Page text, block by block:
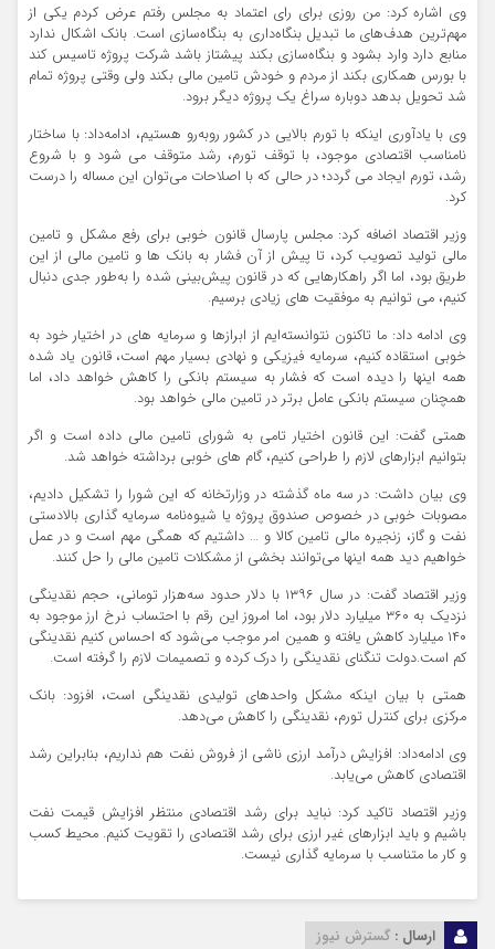
وی اشاره کرد: من روزی‌ برای رای اعتماد به مجلس رفتم عرض کردم یکی از
مهم‌ترین هدف‌های ما تبدیل بنگاه‌داری به بنگاه‌سازی است. بانک اشکال ندارد
منابع دارد وارد بشود و بنگاه‌سازی بکند پیشتاز باشد شرکت پروژه تاسیس کند
با بورس همکاری بکند از مردم و خودش تامین مالی بکند ولی وقتی پروژه تمام
شد تحویل بدهد دوباره سراغ یک پروژه دیگر برود.
وی با یادآوری اینکه با تورم بالایی در کشور روبه‌رو هستیم، ادامه‌داد: با ساختار
نامناسب اقتصادی موجود، با توقف تورم، رشد متوقف می شود و با شروع
رشد، تورم ایجاد می گردد؛ در حالی که با اصلاحات می‌توان این مساله را درست
کرد.
وزیر اقتصاد اضافه‌ کرد: مجلس پارسال قانون خوبی برای رفع مشکل و تامین
مالی تولید تصویب کرد، تا پیش از آن فشار به بانک ها و تامین مالی از این
طریق بود، اما اگر راهکارهایی که در قانون پیش‌بینی شده را به‌طور جدی دنبال
کنیم، می توانیم به موفقیت های زیادی برسیم.
وی ادامه‌ داد:‌ ما تاکنون نتوانسته‌ایم از ابرازها و سرمایه های در اختیار خود به
خوبی استقاده کنیم، سرمایه فیزیکی و نهادی بسیار مهم است، قانون یاد شده
همه اینها را دیده است که فشار به سیستم بانکی را کاهش خواهد داد، اما
همچنان سیستم بانکی عامل برتر در تامین مالی خواهد بود.
همتی گفت: این قانون اختیار تامی به شورای تامین مالی داده است و اگر
بتوانیم ابزارهای لازم را طراحی کنیم، گام های خوبی برداشته خواهد شد.
وی بیان‌ داشت: در سه ماه گذشته در وزارتخانه که این شورا را تشکیل دادیم،
مصوبات خوبی در خصوص صندوق پروژه یا شیوه‌نامه سرمایه گذاری بالادستی
نفت و گاز، زنجیره مالی تامین کالا و … داشتیم که همگی مهم است و در عمل
خواهیم دید همه اینها می‌توانند بخشی از مشکلات تامین مالی را حل کنند.
وزیر اقتصاد گفت: در سال ۱۳۹۶ با دلار حدود سه‌هزار تومانی، حجم نقدینگی
نزدیک به ۳۶۰ میلیارد دلار بود، اما امروز این رقم با احتساب نرخ ارز موجود به
۱۴۰ میلیارد کاهش یافته و همین امر موجب می‌شود که احساس کنیم نقدینگی
کم است.دولت تنگنای نقدینگی را درک کرده و تصمیمات لازم را گرفته است.
همتی با بیان اینکه مشکل واحدهای تولیدی نقدینگی است، افزود: بانک
مرکزی برای کنترل تورم، نقدینگی را کاهش می‌دهد.
وی ادامه‌داد: افزایش درآمد ارزی ناشی از فروش نفت هم نداریم، بنابراین رشد
اقتصادی کاهش می‌یابد.
وزیر اقتصاد تاکید کرد: نباید برای رشد اقتصادی منتظر افزایش قیمت نفت
باشیم و باید ابزارهای غیر ارزی برای رشد اقتصادی را تقویت کنیم. محیط کسب
و کار ما متناسب با سرمایه گذاری نیست.
ارسال : گسترش نیوز